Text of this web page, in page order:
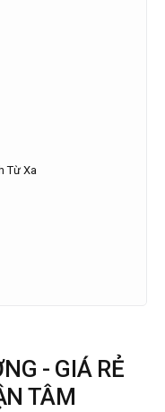
Từ Xa
- GIÁ RẺ
TÂM